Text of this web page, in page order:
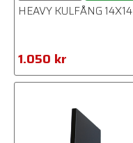
HEAVY KULFÅNG 14X14
1.050 kr